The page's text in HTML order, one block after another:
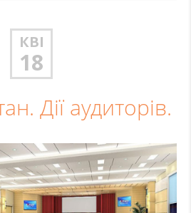
КВІ
18
Дії аудиторів.